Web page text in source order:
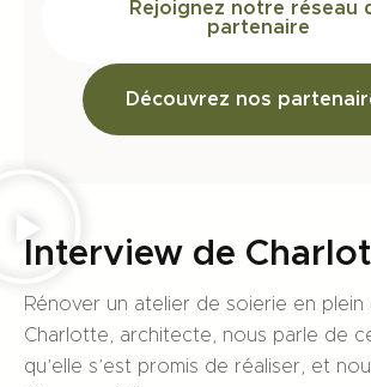
Rejoignez notre réseau
partenaire
Découvrez nos
Interview de
Rénover un atelier de soierie en
Charlotte, architecte, nous parle de
qu’elle s’est promis de réaliser, et